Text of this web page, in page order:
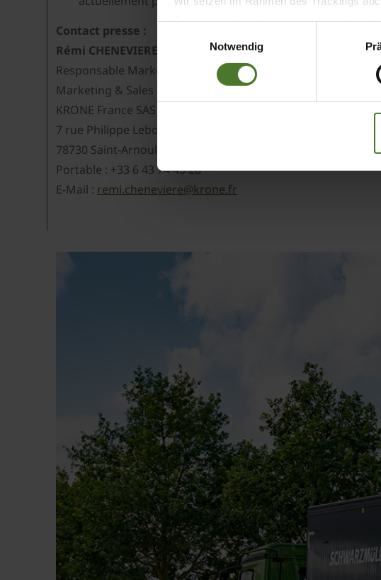
Datenschutzbestimmungen ein,
Impressum
Notwendig
Contact presse :
Rémi CHENEVIERE
Responsable Marketing & Promotion des Ventes
Marketing & Sales Promotion Manager
KRONE France SAS
7 rue Philippe Lebon
78730 Saint-Arnoult-en-Yvelines
Portable : +33 6 43 74 45 28
E-Mail : remi.cheneviere@krone.fr